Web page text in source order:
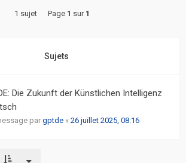
1 sujet Page 1 sur 1
Sujets
Die Zukunft der Künstlichen Intelligenz
par gptde « 26 juillet 2025, 08:16